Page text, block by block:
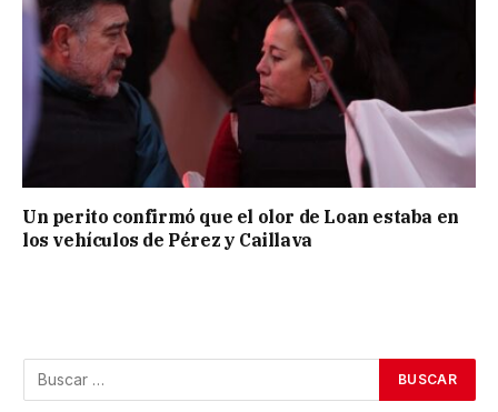
Un perito confirmó que el olor de Loan estaba en
los vehículos de Pérez y Caillava